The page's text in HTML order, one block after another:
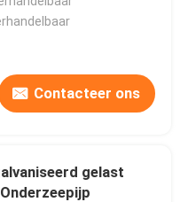
Contacteer ons
gelast